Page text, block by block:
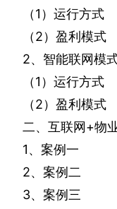
（1 ）运行方式
（2）盈利模式
2、智能联网模
（1 ）运行方式
（2）盈利模式
二、互联网+物
1、案例一
2、案例二
3、案例三